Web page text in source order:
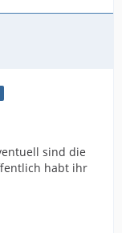
sind die
habt ihr